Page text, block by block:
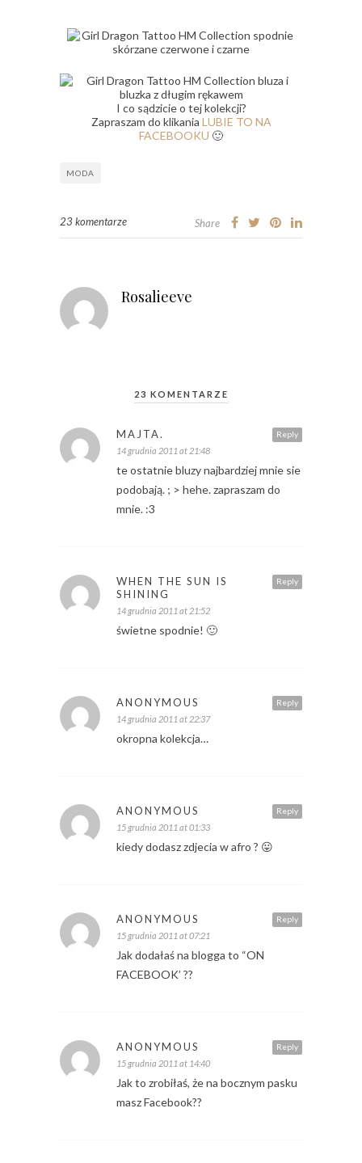
I co sądzicie o tej kolekcji?
Zapraszam do klikania LUBIE TO NA
FACEBOOKU 🙂
MODA
23 komentarze Share
Rosalieeve
23 KOMENTARZE
Reply
MAJTA.
14 grudnia 2011 at 21:48
te ostatnie bluzy najbardziej mnie sie
podobają. ; > hehe. zapraszam do
mnie. :3
Reply
WHEN THE SUN IS
SHINING
14 grudnia 2011 at 21:52
świetne spodnie! 🙂
Reply
ANONYMOUS
14 grudnia 2011 at 22:37
okropna kolekcja…
Reply
ANONYMOUS
15 grudnia 2011 at 01:33
kiedy dodasz zdjecia w afro ? 😛
Reply
ANONYMOUS
15 grudnia 2011 at 07:21
Jak dodałaś na blogga to “ON
FACEBOOK’ ??
Reply
ANONYMOUS
15 grudnia 2011 at 14:40
Jak to zrobiłaś, że na bocznym pasku
masz Facebook??